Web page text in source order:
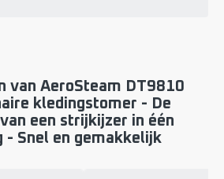
van AeroSteam DT9810
kledingstomer - De
een strijkijzer in één
- Snel en gemakkelijk